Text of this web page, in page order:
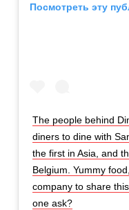
Посмотреть эту
The people behind
diners to dine with
the first in Asia, and
Belgium. Yummy
company to share
one ask?